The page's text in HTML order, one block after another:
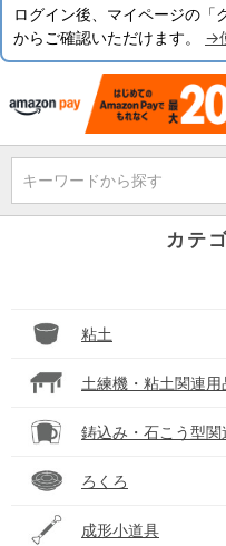
ログイン後、マイページの「
からご確認いただけます。 →
キーワードから探す
カテ
粘土
土練機・粘土関連用
鋳込み・石こう型関
ろくろ
成形小道具